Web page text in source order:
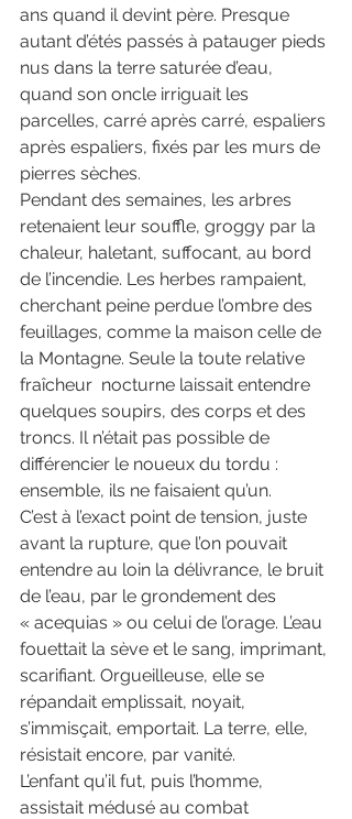
ans quand il devint père. Presque
autant d’étés passés à patauger pieds
nus dans la terre saturée d’eau,
quand son oncle irriguait les
parcelles, carré après carré, espaliers
après espaliers, fixés par les murs de
pierres sèches.
Pendant des semaines, les arbres
retenaient leur souffle, groggy par la
chaleur, haletant, suffocant, au bord
de l’incendie. Les herbes rampaient,
cherchant peine perdue l’ombre des
feuillages, comme la maison celle de
la Montagne. Seule la toute relative
fraîcheur  nocturne laissait entendre
quelques soupirs, des corps et des
troncs. Il n’était pas possible de
différencier le noueux du tordu :
ensemble, ils ne faisaient qu’un.
C’est à l’exact point de tension, juste
avant la rupture, que l’on pouvait
entendre au loin la délivrance, le bruit
de l’eau, par le grondement des
« acequias » ou celui de l’orage. L’eau
fouettait la sève et le sang, imprimant,
scarifiant. Orgueilleuse, elle se
répandait emplissait, noyait,
s’immisçait, emportait. La terre, elle,
résistait encore, par vanité.
L’enfant qu’il fut, puis l’homme,
assistait médusé au combat